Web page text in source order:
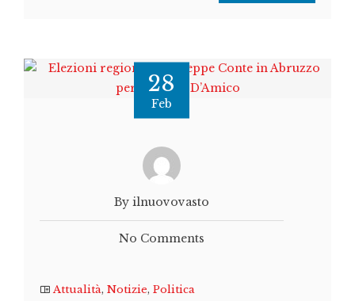
28
Feb
By ilnuovovasto
No Comments
Attualità, Notizie, Politica